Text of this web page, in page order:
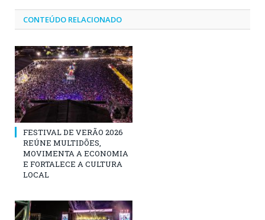
CONTEÚDO RELACIONADO
FESTIVAL DE VERÃO 2026
REÚNE MULTIDÕES,
MOVIMENTA A ECONOMIA
E FORTALECE A CULTURA
LOCAL